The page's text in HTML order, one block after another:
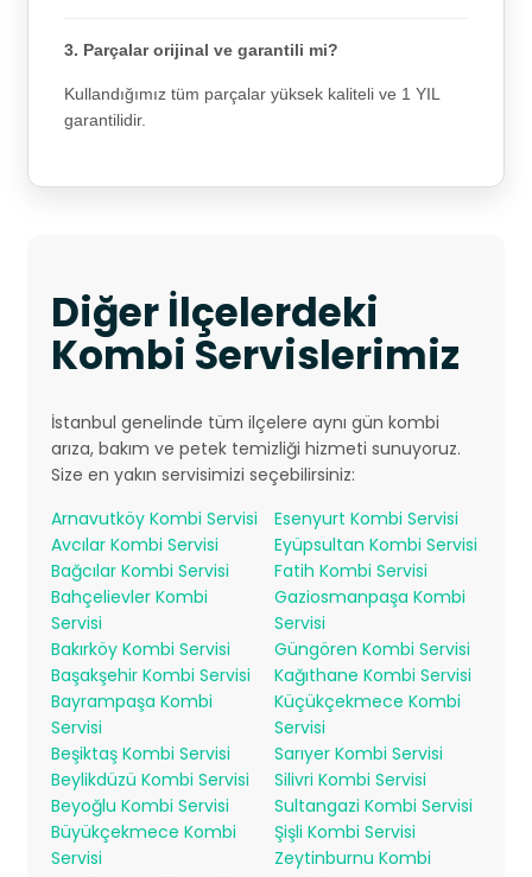
3. Parçalar orijinal ve garantili mi?
Kullandığımız tüm parçalar yüksek kaliteli ve 1 YIL
garantilidir.
Diğer İlçelerdeki
Kombi Servislerimiz
İstanbul genelinde tüm ilçelere aynı gün kombi
arıza, bakım ve petek temizliği hizmeti sunuyoruz.
Size en yakın servisimizi seçebilirsiniz:
Arnavutköy Kombi Servisi
Avcılar Kombi Servisi
Bağcılar Kombi Servisi
Bahçelievler Kombi
Servisi
Bakırköy Kombi Servisi
Başakşehir Kombi Servisi
Bayrampaşa Kombi
Servisi
Beşiktaş Kombi Servisi
Beylikdüzü Kombi Servisi
Beyoğlu Kombi Servisi
Büyükçekmece Kombi
Servisi
Esenyurt Kombi Servisi
Eyüpsultan Kombi Servisi
Fatih Kombi Servisi
Gaziosmanpaşa Kombi
Servisi
Güngören Kombi Servisi
Kağıthane Kombi Servisi
Küçükçekmece Kombi
Servisi
Sarıyer Kombi Servisi
Silivri Kombi Servisi
Sultangazi Kombi Servisi
Şişli Kombi Servisi
Zeytinburnu Kombi